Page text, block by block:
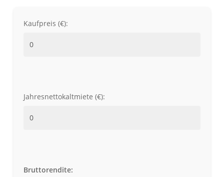
Kaufpreis (€):
Jahresnettokaltmiete (€):
Bruttorendite: